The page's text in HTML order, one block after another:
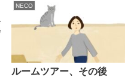
NECO
ルームツアー、その後